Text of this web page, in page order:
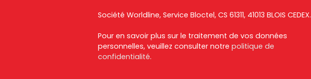
Société Worldline, Service Bloctel, CS 61311, 41013 BLOIS CEDEX.
Pour en savoir plus sur le traitement de vos données
personnelles, veuillez consulter notre politique de
confidentialité.